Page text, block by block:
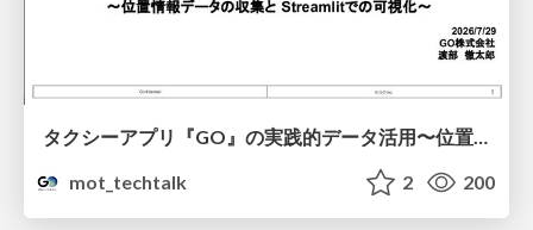
タクシーアプリ『GO』の実践的データ活用〜位置情報データの収集とStreamlitでの可視化〜
mot_techtalk
2 200